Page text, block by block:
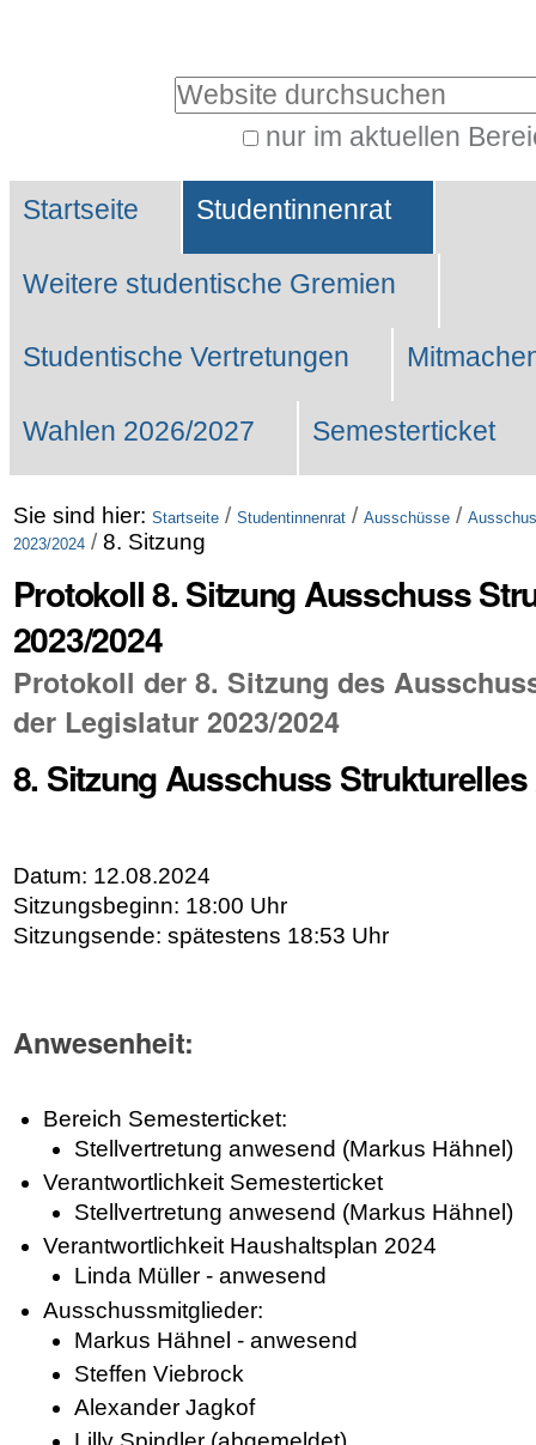
Website durchsuchen
nur im aktuellen
Suche…
Sektionen
Startseite Studentinnenrat
Weitere studentische Gremien
Studentische Vertretungen
Wahlen 2026/2027 Semesterticket
Sie sind hier: Startseite / Studentinnenrat / Ausschüsse /
2023/2024 / 8. Sitzung
Protokoll 8. Sitzung Ausschuss
2023/2024
Protokoll der 8. Sitzung des
der Legislatur 2023/2024
8. Sitzung Ausschuss Strukturelles
Datum: 12.08.2024
Sitzungsbeginn: 18:00 Uhr
Sitzungsende: spätestens 18:53 Uhr
Anwesenheit:
Bereich Semesterticket:
Stellvertretung anwesend (Markus Hähnel)
Verantwortlichkeit Semesterticket
Stellvertretung anwesend (Markus Hähnel)
Verantwortlichkeit Haushaltsplan 2024
Linda Müller - anwesend
Ausschussmitglieder:
Markus Hähnel - anwesend
Steffen Viebrock
Alexander Jagkof